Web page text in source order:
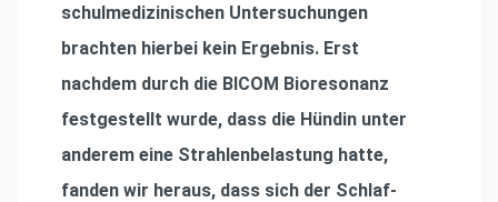
schulmedizinischen Untersuchungen
brachten hierbei kein Ergebnis. Erst
nachdem durch die BICOM Bioresonanz
festgestellt wurde, dass die Hündin unter
anderem eine Strahlenbelastung hatte,
fanden wir heraus, dass sich der Schlaf-